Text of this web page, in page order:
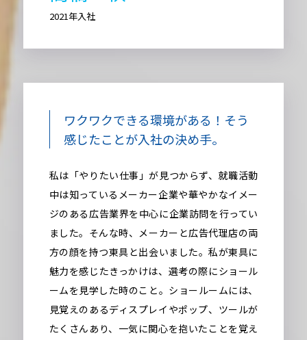
2021年入社
ワクワクできる環境がある！ そう
感じたことが入社の決め手。
私は「やりたい仕事」が見つからず、就職活動
中は知っているメーカー企業や華やかなイメー
ジのある広告業界を中心に企業訪問を行ってい
ました。そんな時、メーカーと広告代理店の両
方の顔を持つ東具と出会いました。私が東具に
魅力を感じたきっかけは、選考の際にショール
ームを見学した時のこと。ショールームには、
見覚えのあるディスプレイやポップ、ツールが
たくさんあり、一気に関心を抱いたことを覚え